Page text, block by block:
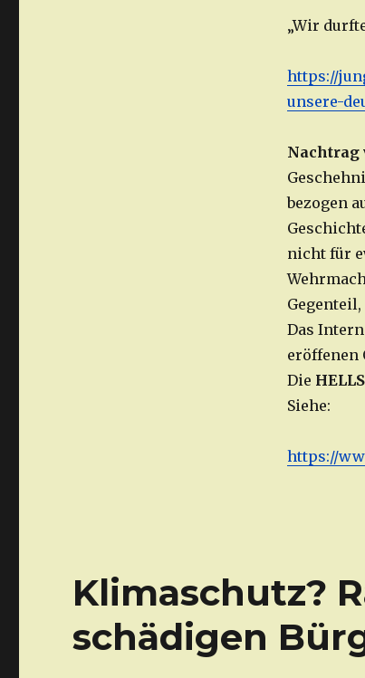
„Wir
https://
unsere-
Nachtrag
bezogen
nicht für
Das
eröffenen
Die
Siehe:
https://
Klimaschutz?
schädigen